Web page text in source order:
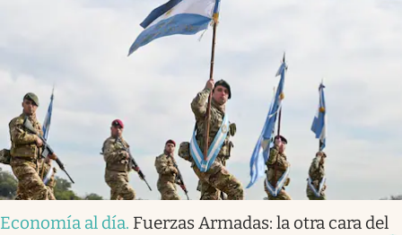
Economía al día. Fuerzas Armadas: la otra cara del